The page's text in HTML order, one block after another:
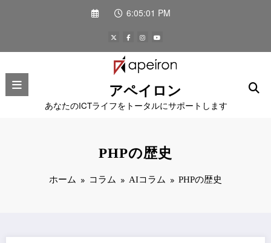
ツ
ス
ッ
6:05:01 PM
アペイロン
あなたのICTライフをトータルにサポートします
PHPの歴史
ホーム コラム AIコラム PHPの歴史